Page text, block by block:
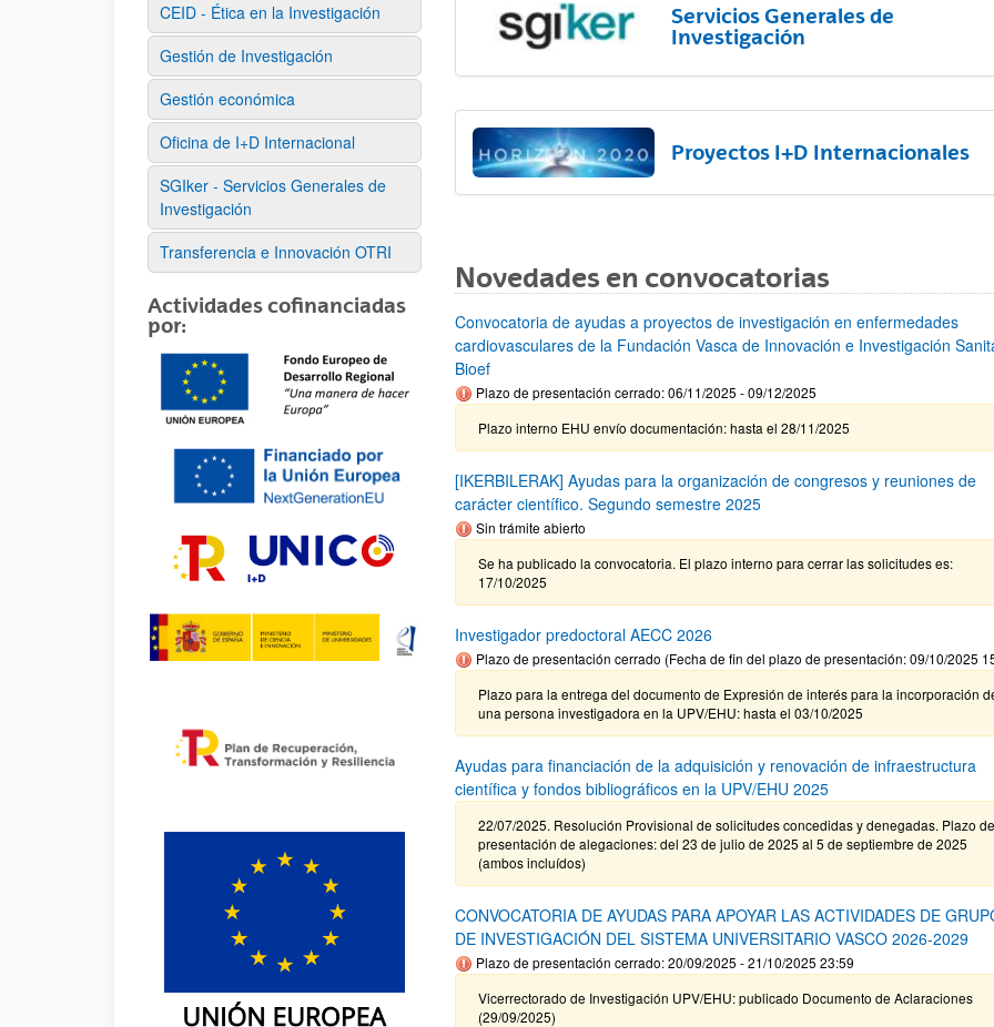
CEID - Ética en la Investigación
Gestión de Investigación
Gestión económica
Oficina de I+D Internacional
SGIker - Servicios Generales de
Investigación
Transferencia e Innovación OTRI
Actividades cofinanciadas
por:
Servicios Generales de
Investigación
Proyectos I+D Internacionales
Novedades en convocatorias
Convocatoria de ayudas a proyectos de investigación en enfermedades
cardiovasculares de la Fundación Vasca de Innovación e Investigación
Bioef
Plazo de presentación cerrado: 06/11/2025 - 09/12/2025
Plazo interno EHU envío documentación: hasta el 28/11/2025
[IKERBILERAK] Ayudas para la organización de congresos y reuniones de
carácter científico. Segundo semestre 2025
Sin trámite abierto
Se ha publicado la convocatoria. El plazo interno para cerrar las solicitudes es:
17/10/2025
Investigador predoctoral AECC 2026
Plazo de presentación cerrado (Fecha de fin del plazo de presentación: 09/10/2025
Plazo para la entrega del documento de Expresión de interés para la incorporación
una persona investigadora en la UPV/EHU: hasta el 03/10/2025
Ayudas para financiación de la adquisición y renovación de infraestructura
científica y fondos bibliográficos en la UPV/EHU 2025
22/07/2025. Resolución Provisional de solicitudes concedidas y denegadas. Plazo de
presentación de alegaciones: del 23 de julio de 2025 al 5 de septiembre de 2025
(ambos incluídos)
CONVOCATORIA DE AYUDAS PARA APOYAR LAS ACTIVIDADES DE
DE INVESTIGACIÓN DEL SISTEMA UNIVERSITARIO VASCO 2026-2029
Plazo de presentación cerrado: 20/09/2025 - 21/10/2025 23:59
Vicerrectorado de Investigación UPV/EHU: publicado Documento de Aclaraciones
(29/09/2025)